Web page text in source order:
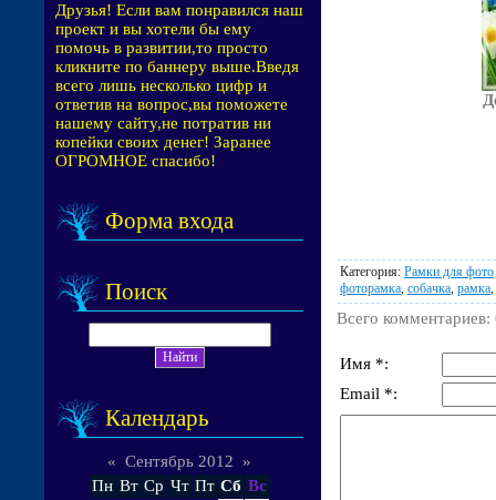
Друзья! Если вам понравился наш
проект и вы хотели бы ему
помочь в развитии,то просто
кликните по баннеру выше.Введя
всего лишь несколько цифр и
ответив на вопрос,вы поможете
нашему сайту,не потратив ни
копейки своих денег! Заранее
ОГРОМНОЕ спасибо!
Форма входа
Поиск
Календарь
« Сентябрь 2012
»
Пн Вт Ср Чт Пт Сб Вс
Категория: Рамки для фото
фоторамка собачка рамка
Всего комментариев:
Имя *:
Email *: